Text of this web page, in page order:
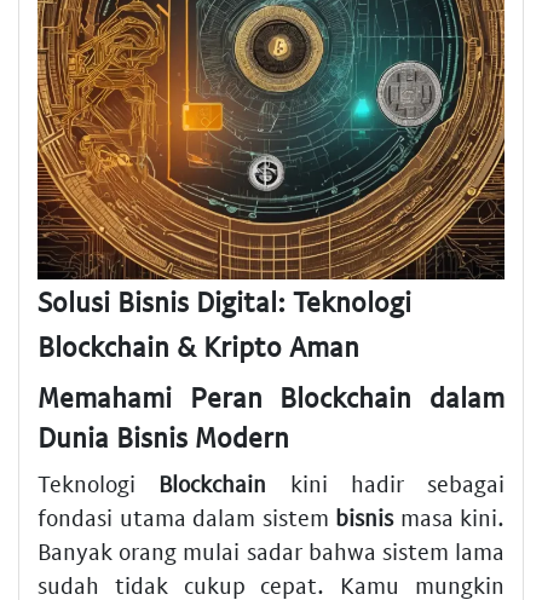
Solusi Bisnis Digital: Teknologi
Blockchain & Kripto Aman
Memahami Peran Blockchain dalam
Dunia Bisnis Modern
Teknologi Blockchain kini hadir sebagai
fondasi utama dalam sistem bisnismasa kini.
Banyak orang mulai sadar bahwa sistem lama
sudah tidak cukup cepat. Kamu mungkin